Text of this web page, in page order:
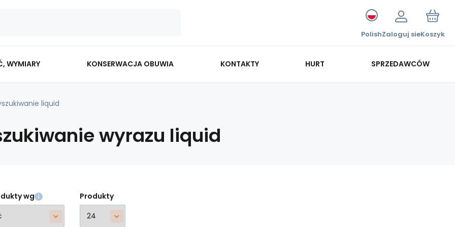
PolishZaloguj sieKoszyk
WYMIARY KONSERWACJA OBUWIA KONTAKTY HURT SPRZEDAWCÓW
liquid
wyrazu liquid
wg Produkty